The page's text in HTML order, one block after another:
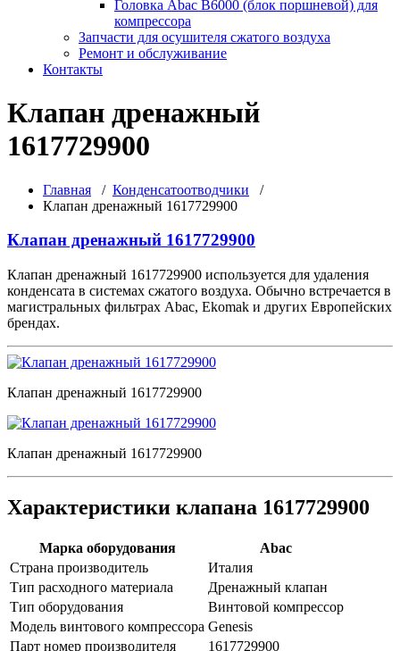
Головка Abac B6000 (блок поршневой) для
компрессора
Запчасти для осушителя сжатого воздуха
Ремонт и обслуживание
Контакты
Клапан дренажный
1617729900
Главная / Конденсатоотводчики /
Клапан дренажный 1617729900
Клапан дренажный 1617729900
Клапан дренажный 1617729900 используется для удаления
конденсата в системах сжатого воздуха. Обычно встречается в
магистральных фильтрах Abac, Ekomak и других Европейских
брендах.
Клапан дренажный 1617729900
Клапан дренажный 1617729900
Характеристики клапана 1617729900
Марка оборудования
Abac
Страна производитель
Италия
Тип расходного материала
Дренажный клапан
Тип оборудования
Винтовой компрессор
Модель винтового компрессора Genesis
Парт номер производителя
1617729900